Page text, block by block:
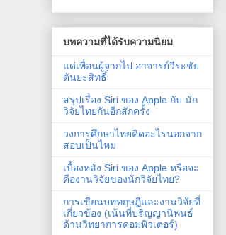
บทความที่ได้รับความนิยม
แด่เพื่อนผู้จากไป อาจารย์วีระชัย
ตันยะสิทธิ์
สรุปเรื่อง Siri ของ Apple กับ นัก
วิจัยไทยกันอีกสักครั้ง
วงการศึกษาไทยคิดอะไรนอกจาก
สอบเป็นไหม
เบื้องหลัง Siri ของ Apple หรือจะ
คืองานวิจัยของนักวิจัยไทย?
การเขียนบททฤษฎีและงานวิจัยที่
เกี่ยวข้อง (เน้นที่ปริญญานิพนธ์
ด้านวิทยาการคอมพิวเตอร์)